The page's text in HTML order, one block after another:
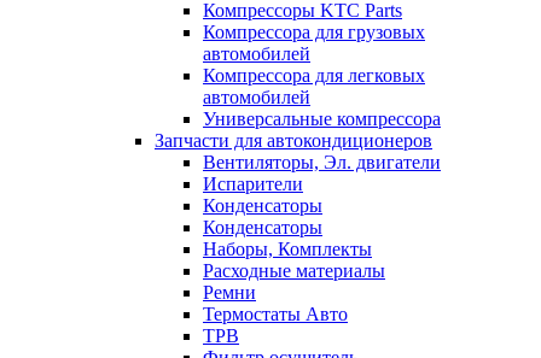
Компрессоры KTC Parts
Компрессора для грузовых
автомобилей
Компрессора для легковых
автомобилей
Универсальные компрессора
Запчасти для автокондиционеров
Вентиляторы, Эл. двигатели
Испарители
Конденсаторы
Конденсаторы
Наборы, Комплекты
Расходные материалы
Ремни
Термостаты Авто
ТРВ